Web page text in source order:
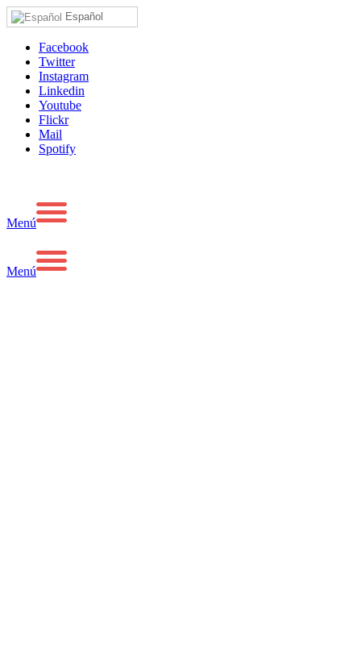
Español
Facebook
Twitter
Instagram
Linkedin
Youtube
Flickr
Mail
Spotify
Menú
Menú